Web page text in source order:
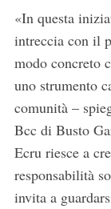
«In questa
intreccia con il
modo concreto
uno strumento
comunità –
Bcc di Busto
Ecru riesce a
responsabilità
invita a
e
a